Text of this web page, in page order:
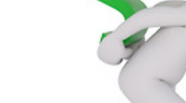
사홈페이지 #지명원 아울러 구인공고에